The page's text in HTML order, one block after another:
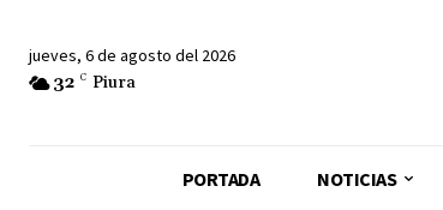
jueves, 6 de agosto del 2026
32 C Piura
PORTADA NOTICIAS